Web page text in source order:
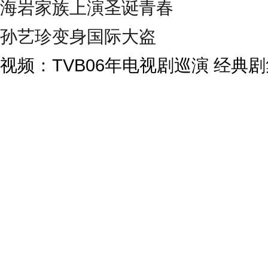
海岩家族上演圣诞青春
孙艺珍变身国际大盗
视频：TVB06年电视剧巡演 经典